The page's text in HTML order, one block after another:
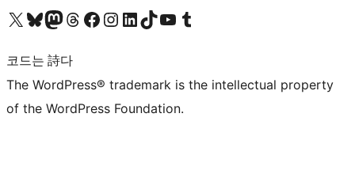
X(이전 트위터) 계정 방문하기블루스카이 계정 방문하기마스토돈 계정 방문하기스레드 계정 방문하기 페이스북 페이지 방문하기인스타그램 계정 방문하기 LinkedIn 계정 방문하기틱톡 계정 방문하기유튜브 채널 방문하기 텀블러 계정 방문하기
코드는 詩다
The WordPress® trademark is the intellectual property
of the WordPress Foundation.